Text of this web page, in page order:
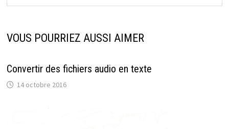
VOUS POURRIEZ AUSSI AIMER
Convertir des fichiers audio en texte
14 octobre 2016